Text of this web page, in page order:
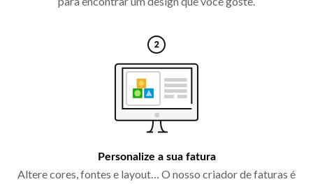
Personalize a sua fatura
Altere cores, fontes e layout… O nosso criador de faturas é